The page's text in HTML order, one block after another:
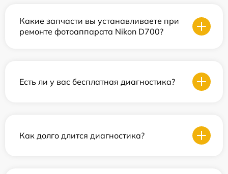
Какие запчасти вы устанавливаете при
ремонте фотоаппарата Nikon D700?
Есть ли у вас бесплатная диагностика?
Как долго длится диагностика?